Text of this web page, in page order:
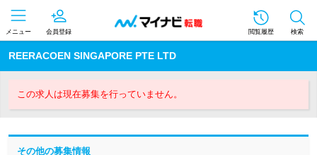
メニュー 会員登録 閲覧履歴 検索
REERACOEN SINGAPORE PTE LTD
この求人は現在募集を行っていません。
その他の募集情報